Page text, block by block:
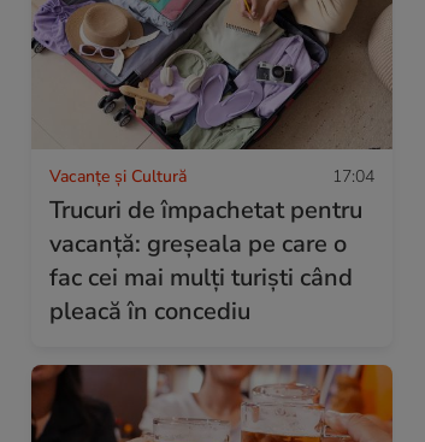
Vacanțe și Cultură 17:04
Trucuri de împachetat pentru
vacanță: greșeala pe care o
fac cei mai mulți turiști când
pleacă în concediu